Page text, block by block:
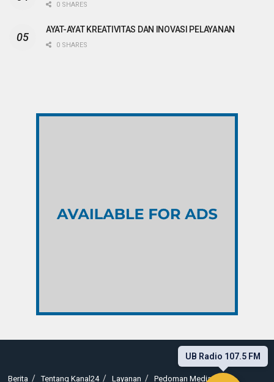
0 SHARES
AYAT-AYAT KREATIVITAS DAN INOVASI PELAYANAN
0 SHARES
UB Radio 107.5 FM
Berita Tentang Kanal24 Layanan Pedoman Media Siber